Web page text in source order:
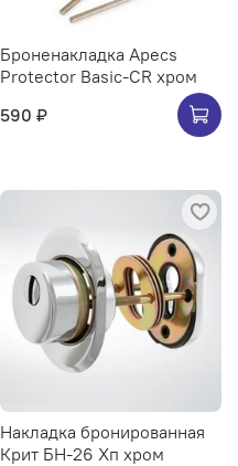
Броненакладка Apecs
Protector Basic-CR хром
590 ₽
Накладка бронированная
Крит БН-26 Хп хром